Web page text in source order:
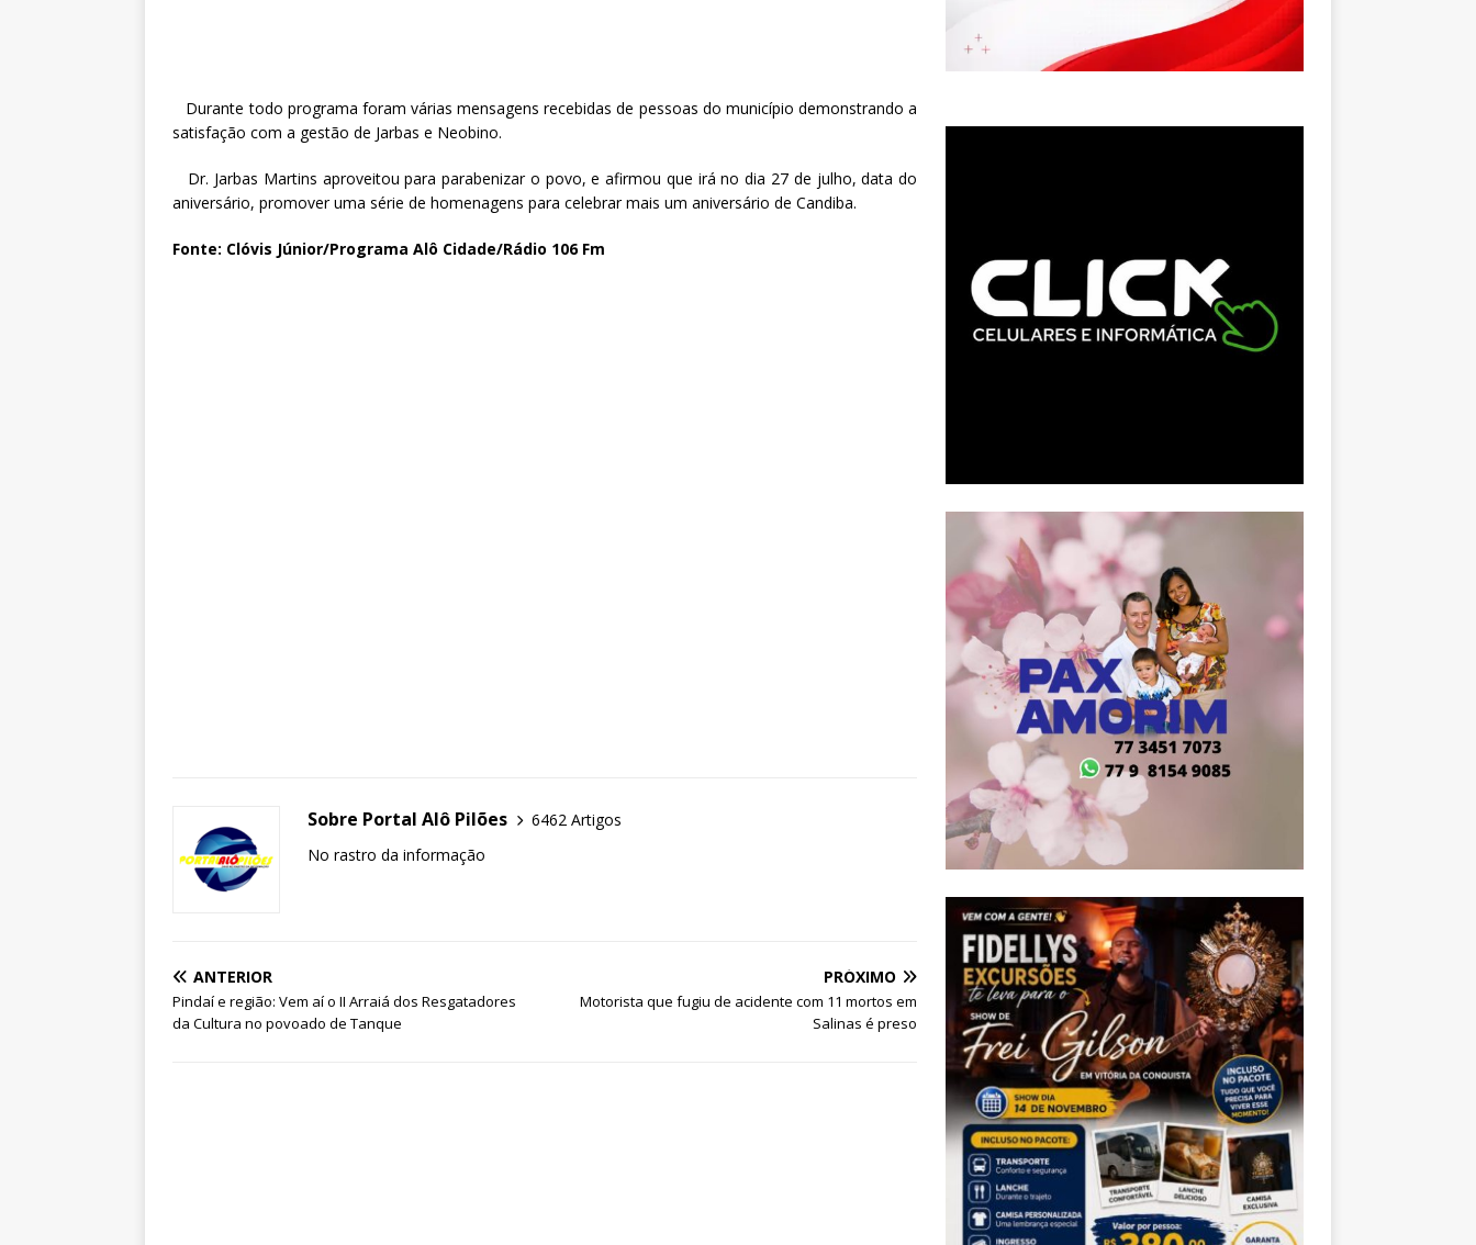
Durante todo programa foram várias mensagens recebidas de pessoas do município demonstrando a
satisfação com a gestão de Jarbas e Neobino.
Dr. Jarbas Martins aproveitou para parabenizar o povo, e afirmou que irá no dia 27 de julho, data do
aniversário, promover uma série de homenagens para celebrar mais um aniversário de Candiba.
Fonte: Clóvis Júnior/Programa Alô Cidade/Rádio 106 Fm
Sobre Portal Alô Pilões
6462 Artigos
No rastro da informação
ANTERIOR
Pindaí e região: Vem aí o II Arraiá dos Resgatadores
da Cultura no povoado de Tanque
PRÓXIMO
Motorista que fugiu de acidente com 11 mortos em
Salinas é preso